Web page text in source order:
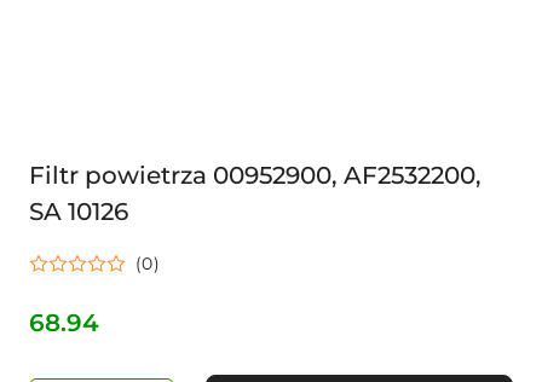
Filtr powietrza 00952900, AF2532200,
SA 10126
(0)
Cena:
68.94